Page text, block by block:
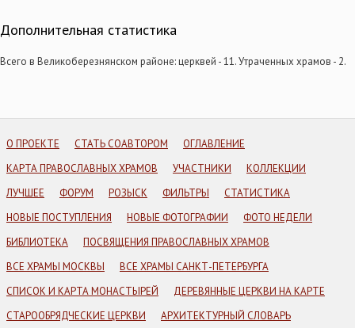
Дополнительная статистика
Всего в Великоберезнянском районе: церквей - 11. Утраченных храмов - 2.
О ПРОЕКТЕ СТАТЬ СОАВТОРОМ
ОГЛАВЛЕНИЕ
КАРТА ПРАВОСЛАВНЫХ ХРАМОВ
УЧАСТНИКИ
КОЛЛЕКЦИИ
ЛУЧШЕЕ
ФОРУМ РОЗЫСК ФИЛЬТРЫ
СТАТИСТИКА
НОВЫЕ ПОСТУПЛЕНИЯ
НОВЫЕ ФОТОГРАФИИ
ФОТО НЕДЕЛИ
БИБЛИОТЕКА
ПОСВЯЩЕНИЯ ПРАВОСЛАВНЫХ ХРАМОВ
ВСЕ ХРАМЫ МОСКВЫ
ВСЕ ХРАМЫ САНКТ-ПЕТЕРБУРГА
СПИСОК И КАРТА МОНАСТЫРЕЙ
ДЕРЕВЯННЫЕ ЦЕРКВИ НА КАРТЕ
СТАРООБРЯДЧЕСКИЕ ЦЕРКВИ
АРХИТЕКТУРНЫЙ СЛОВАРЬ